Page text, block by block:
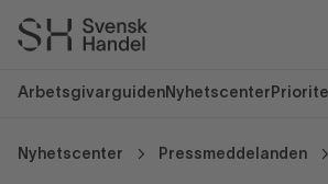
Arbetsgivarguiden Nyhetscenter
Nyhetscenter Pressmeddelanden